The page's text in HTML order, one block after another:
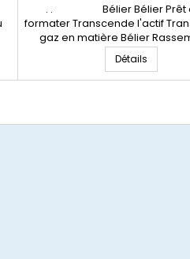
. . Bélier Bélier Prêt
formater Transcende l'actif
gaz en matière Bélier
documente Exprime l'autorité
des idées --------------
Taureau Sur ses terres
Détails